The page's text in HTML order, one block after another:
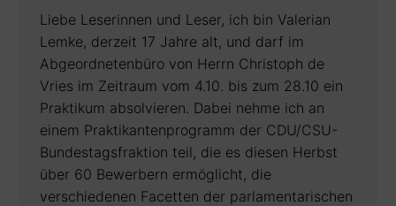
Liebe Leserinnen und Leser, ich bin Valerian
Lemke, derzeit 17 Jahre alt, und darf im
Abgeordnetenbüro von Herrn Christoph de
Vries im Zeitraum vom 4.10. bis zum 28.10 ein
Praktikum absolvieren. Dabei nehme ich an
einem Praktikantenprogramm der CDU/CSU-
Bundestagsfraktion teil, die es diesen Herbst
über 60 Bewerbern ermöglicht, die
verschiedenen Facetten der parlamentarischen